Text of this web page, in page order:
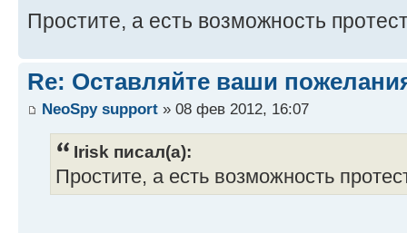
Простите, а есть возможность
Re: Оставляйте ваши
NeoSpy support » 08 фев 2012, 16:07
Irisk писал(а):
Простите, а есть возможность